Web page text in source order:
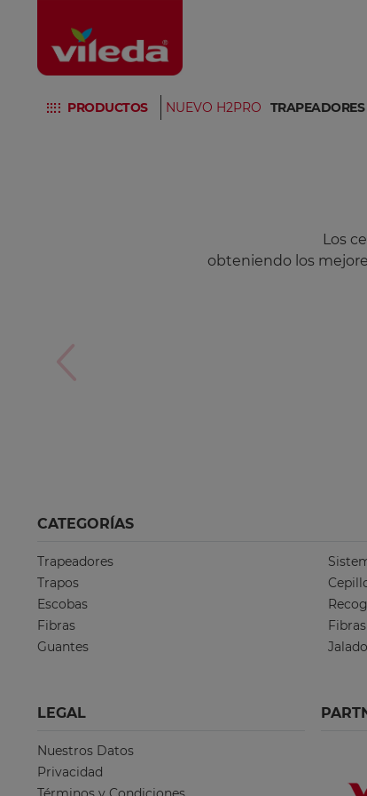
PRODUCTOS NUEVO H2PRO TRAPEADORES
Los
obteniendo los
CATEGORÍAS
Trapeadores
Trapos
Escobas
Fibras
Guantes
Fibras
LEGAL
Nuestros Datos
Privacidad